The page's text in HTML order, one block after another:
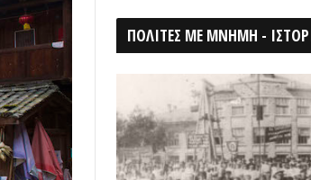
14 ΑΠΡΙΛΊΟΥ 2026
Η Αυτόνομη Αποικία «Κουζμπάς» της IWW στη
Σοβιετική Ένωση (1922-1926): ένα πείραμα
αυτονομίας & αλληλεγγύης που κατεστάλει